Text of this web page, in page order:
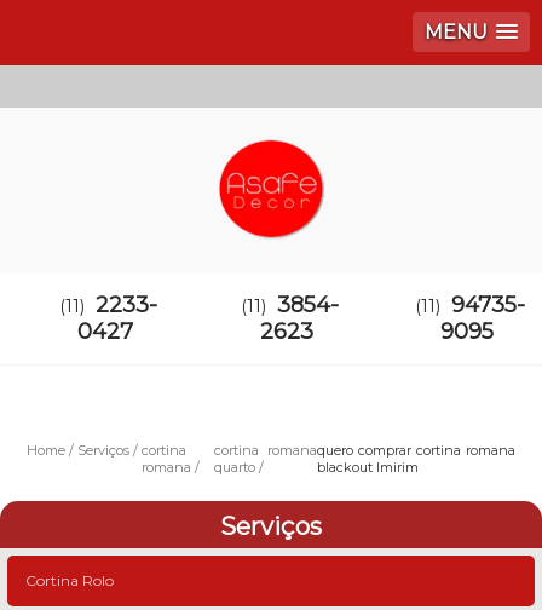
MENU
(11) 2233-
0427
(11) 3854-
2623
(11) 94735-
9095
Home Serviços
cortina
romana
cortina romana
quarto
quero comprar cortina romana
blackout Imirim
Serviços
Cortina Rolo